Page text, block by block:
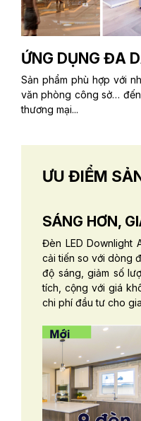
ỨNG DỤNG ĐA
Sản phẩm phù hợp với
văn phòng công sở…
thương mại...
ƯU ĐIỂM
SÁNG HƠN,
Đèn LED Downlight
cải tiến so với dòng
độ sáng, giảm số
tích, cộng với giá
chi phí đầu tư cho